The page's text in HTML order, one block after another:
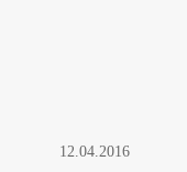
12.04.2016